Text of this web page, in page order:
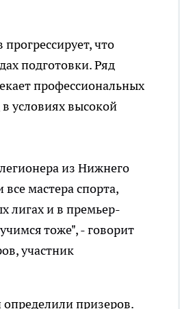
что
подготовки. Ряд
профессиональных
условиях высокой
из Нижнего
мастера спорта,
лигах и в премьер-
тоже", - говорит
участник
призеров.